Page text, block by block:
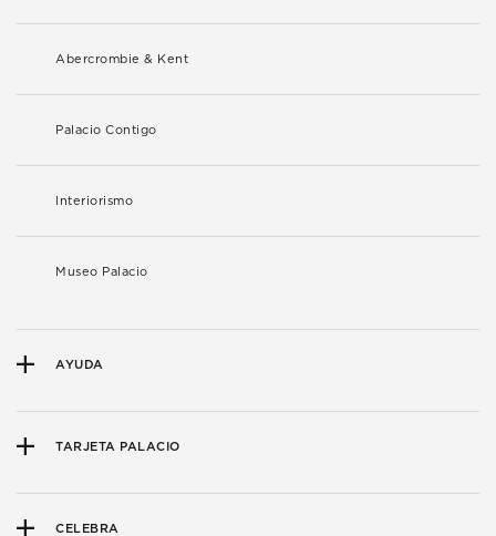
Abercrombie & Kent
Palacio Contigo
Interiorismo
Museo Palacio
AYUDA
TARJETA PALACIO
CELEBRA